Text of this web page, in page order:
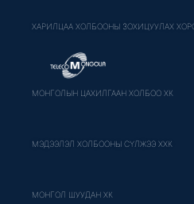
ХАРИЛЦАА ХОЛБООНЫ ЗОХИЦУУЛАХ
МОНГОЛЫН ЦАХИЛГААН ХОЛБОО ХК
МЭДЭЭЛЭЛ ХОЛБООНЫ СҮЛЖЭЭ ХХК
МОНГОЛ ШУУДАН ХК